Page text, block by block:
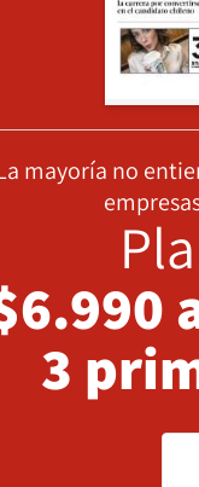
mayoría no
3